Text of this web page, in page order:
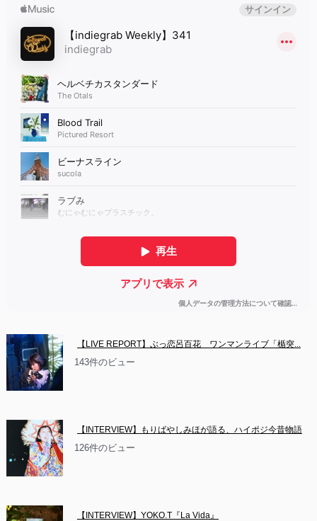
【LIVE REPORT】ぶっ恋呂百花　ワンマンライブ「楯突...
143件のビュー
【INTERVIEW】もりばやしみほが語る、ハイポジ今昔物語
126件のビュー
【INTERVIEW】YOKO.T『La Vida』